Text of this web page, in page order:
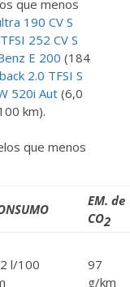
que menos
190 CV S
252 CV S
E 200 (184
2.0 TFSI S
520i Aut(6,0
km).
que menos
EM. de
CO2
l/100
97
g/km